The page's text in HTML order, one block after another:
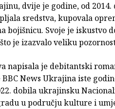
dvije je godine, od 2014.
sredstva, kupovala
bojišnicu. Svoje je iskustvo
je izazvalo veliku
napisala je debitantski
News Ukrajina iste
dobila ukrajinsku
u području kulture i